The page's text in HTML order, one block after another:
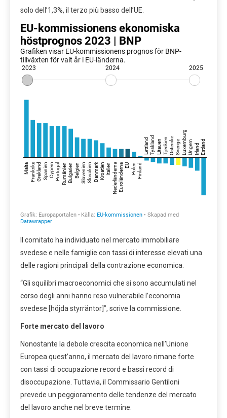
solo dell’1,3%, il terzo più basso dell’UE.
Il comitato ha individuato nel mercato immobiliare
svedese e nelle famiglie con tassi di interesse elevati una
delle ragioni principali della contrazione economica.
“Gli squilibri macroeconomici che si sono accumulati nel
corso degli anni hanno reso vulnerabile l’economia
svedese [höjda styrräntor]”, scrive la commissione.
Forte mercato del lavoro
Nonostante la debole crescita economica nell’Unione
Europea quest’anno, il mercato del lavoro rimane forte
con tassi di occupazione record e bassi record di
disoccupazione. Tuttavia, il Commissario Gentiloni
prevede un peggioramento delle tendenze del mercato
del lavoro anche nel breve termine.